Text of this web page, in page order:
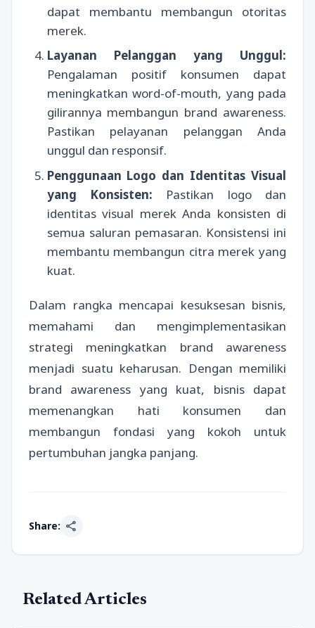
dapat membantu membangun otoritas
merek.
Layanan Pelanggan yang Unggul:
Pengalaman positif konsumen dapat
meningkatkan word-of-mouth, yang pada
gilirannya membangun brand awareness.
Pastikan pelayanan pelanggan Anda
unggul dan responsif.
Penggunaan Logo dan Identitas Visual
yang Konsisten: Pastikan logo dan
identitas visual merek Anda konsisten di
semua saluran pemasaran. Konsistensi ini
membantu membangun citra merek yang
kuat.
Dalam rangka mencapai kesuksesan bisnis,
memahami dan mengimplementasikan
strategi meningkatkan brand awareness
menjadi suatu keharusan. Dengan memiliki
brand awareness yang kuat, bisnis dapat
memenangkan hati konsumen dan
membangun fondasi yang kokoh untuk
pertumbuhan jangka panjang.
Share: share
Related Articles